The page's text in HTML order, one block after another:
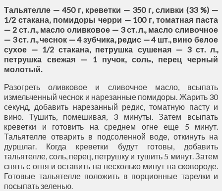
Тальятелле — 450 г, креветки — 350 г, сливки (33 %) —
1/2 стакана, помидоры черри — 100 г, томатная паста
— 2 ст. л., масло оливковое — 3 ст. л., масло сливочное
— 3 ст. л., чеснок — 4 зубчика, редис — 4 шт., вино белое
сухое — 1/2 стакана, петрушка сушеная — 3 ст. л.,
петрушка свежая — 1 пучок, соль, перец черный
молотый.
Разогреть оливковое и сливочное масло, всыпать
измельченный чеснок и нарезанные помидоры. Жарить 30
секунд, добавить нарезанный редис, томатную пасту и
вино. Тушить, помешивая, 3 минуты. Затем всыпать
креветки и готовить на среднем огне еще 5 минут.
Тальятелле отварить в подсоленной воде, откинуть на
дуршлаг. Когда креветки будут готовы, добавить
тальятелле, соль, перец, петрушку и тушить 5 минут. Затем
снять с огня и оставить на несколько минут на сковороде.
Готовые тальятелле положить в порционные тарелки и
посыпать зеленью.